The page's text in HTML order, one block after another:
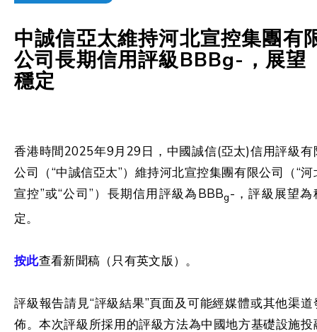
中誠信亞太維持河北宣控集團有
公司長期信用評級BBBg-，展望
穩定
香港時間2025年9月29日，中國誠信(亞太)信用評級有
公司（“中誠信亞太”）維持河北宣控集團有限公司（“河
宣控”或“公司”）長期信用評級為BBBg-，評級展望為
定。
按此查看新聞稿（只有英文版）。
評級報告請見“評級結果”頁面及可能經媒體或其他渠道
佈。本次評級所採用的評級方法為中國地方基礎設施投